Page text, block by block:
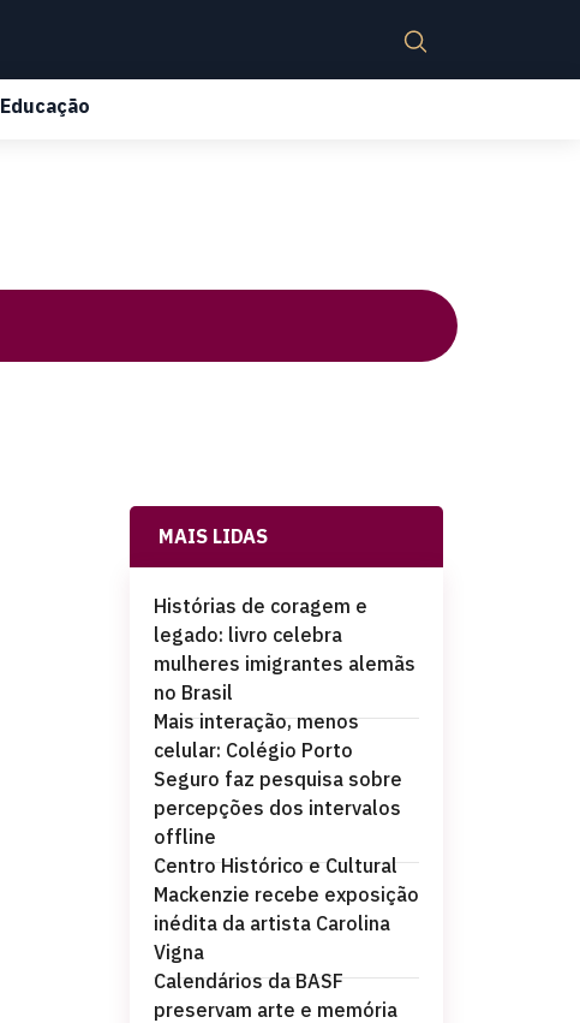
Educação
MAIS LIDAS
Histórias de coragem e
legado: livro celebra
mulheres imigrantes alemãs
no Brasil
Mais interação, menos
celular: Colégio Porto
Seguro faz pesquisa sobre
percepções dos intervalos
offline
Centro Histórico e Cultural
Mackenzie recebe exposição
inédita da artista Carolina
Vigna
Calendários da BASF
preservam arte e memória